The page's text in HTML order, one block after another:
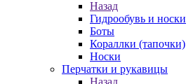
Назад
Гидрообувь и носки
Боты
Кораллки (тапочки)
Носки
Перчатки и рукавицы
Назад